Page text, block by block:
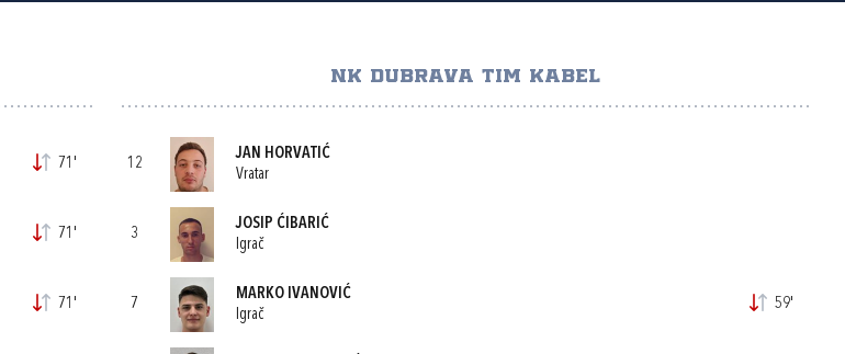
71'
71'
71'
NK DUBRAVA TIM KABEL
12
JAN HORVATIĆ
Vratar
3
JOSIP ĆIBARIĆ
Igrač
7
MARKO IVANOVIĆ
Igrač
59'